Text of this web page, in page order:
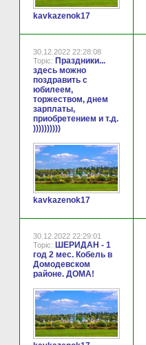
kavkazenok17
30.12.2022 22:28:08
Topic: Праздники...
здесь можно
поздравить с
юбилеем,
торжеством, днем
зарплаты,
приобретением и т.д.
))))))))))
kavkazenok17
30.12.2022 22:29:01
Topic: ШЕРИДАН - 1
год 2 мес. Кобель в
Домодевском
районе. ДОМА!